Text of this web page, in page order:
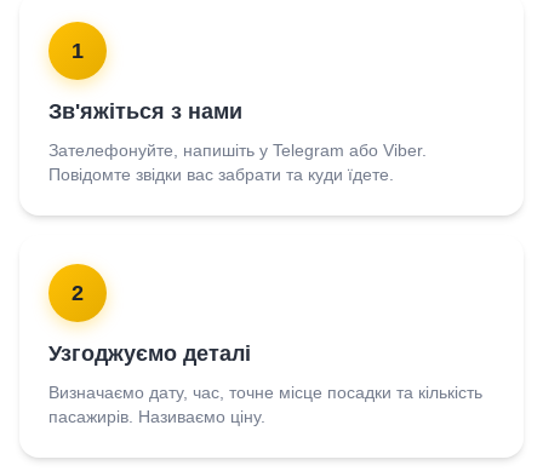
1
Зв'яжіться з нами
Зателефонуйте, напишіть у Telegram або Viber.
Повідомте звідки вас забрати та куди їдете.
2
Узгоджуємо деталі
Визначаємо дату, час, точне місце посадки та кількість
пасажирів. Називаємо ціну.